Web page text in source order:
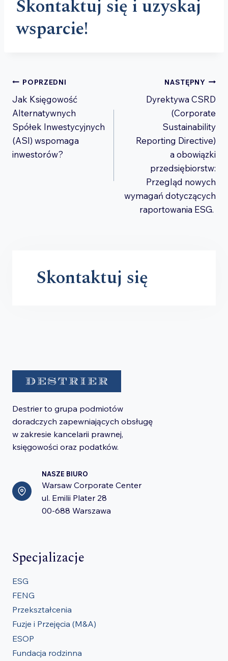
Skontaktuj się i uzyskaj
wsparcie!
Nawigacja
wpisu
POPRZEDNI
Jak Księgowość
Alternatywnych
Spółek Inwestycyjnych
(ASI) wspomaga
inwestorów?
NASTĘPNY
Dyrektywa CSRD
(Corporate
Sustainability
Reporting Directive)
a obowiązki
przedsiębiorstw:
Przegląd nowych
wymagań dotyczących
raportowania ESG.
Skontaktuj się
Destrier to grupa podmiotów
doradczych zapewniających obsługę
w zakresie kancelarii prawnej,
księgowości oraz podatków.
NASZE BIURO
Warsaw Corporate Center
ul. Emilii Plater 28
00-688 Warszawa
Specjalizacje
ESG
FENG
Przekształcenia
Fuzje i Przejęcia (M&A)
ESOP
Fundacja rodzinna